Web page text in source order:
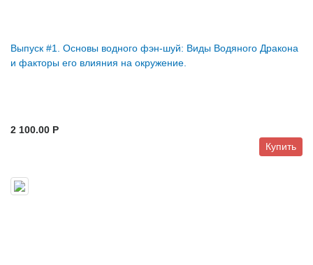
Выпуск #1. Основы водного фэн-шуй: Виды Водяного Дракона
и факторы его влияния на окружение.
2 100.00 P
Купить